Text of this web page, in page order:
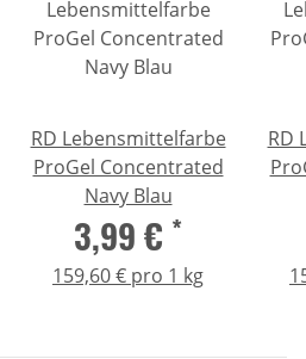
RD Lebensmittelfarbe
ProGel Concentrated
Navy Blau
3,99 € *
159,60 € pro 1 kg
RD